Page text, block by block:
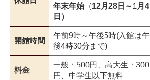
年末年始（12月28日～1月4
日）
開館時間
午前9時～午後5時(入館は午
後4時30分まで)
料金
一般：500円、高大生：300
円、中学生以下無料